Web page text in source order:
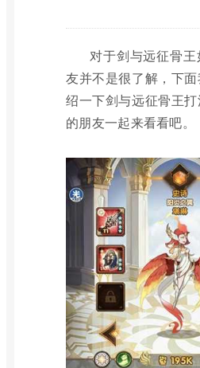
对于剑与远征骨
友并不是很了解，下
绍一下剑与远征骨王
的朋友一起来看看吧。